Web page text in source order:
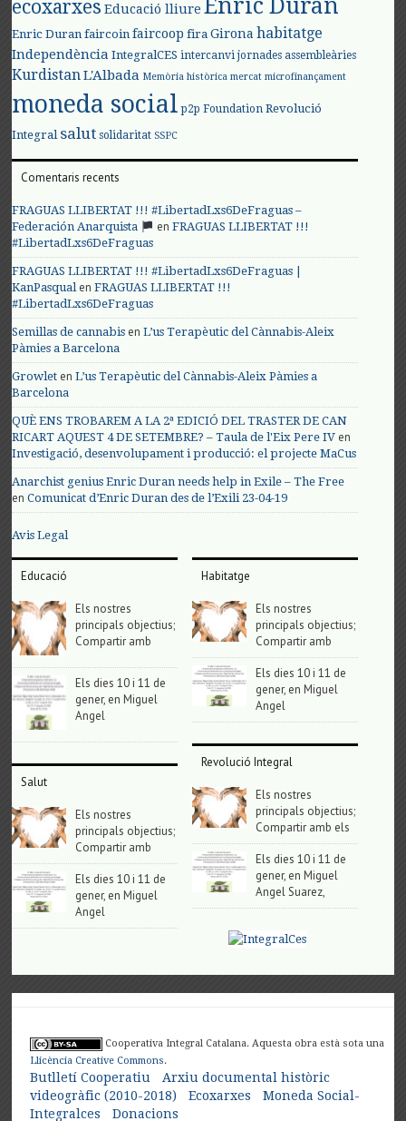
ecoxarxes Educació lliure Enric Duran
Enric Duran faircoin faircoop fira Girona habitatge
Independència IntegralCES intercanvi jornades assembleàries
KurdistanL'Albada Memòria històrica mercat microfinançament
moneda social p2p Foundation Revolució
Integral salut solidaritat SSPC
Comentaris recents
FRAGUAS LLIBERTAT !!! #LibertadLxs6DeFraguas –
Federación Anarquista
enFRAGUAS LLIBERTAT !!!
#LibertadLxs6DeFraguas
FRAGUAS LLIBERTAT !!! #LibertadLxs6DeFraguas |
KanPasqualenFRAGUAS LLIBERTAT !!!
#LibertadLxs6DeFraguas
Semillas de cannabis enL’us Terapèutic del Cànnabis-Aleix
Pàmies a Barcelona
Growlet enL’us Terapèutic del Cànnabis-Aleix Pàmies a
Barcelona
QUÈ ENS TROBAREM A LA 2ª EDICIÓ DEL TRASTER DE CAN
RICART AQUEST 4 DE SETEMBRE? – Taula de l'Eix Pere IV en
Investigació, desenvolupament i producció: el projecte MaCus
Anarchist genius Enric Duran needs help in Exile – The Free
enComunicat d’Enric Duran des de l’Exili 23-04-19
Avis Legal
Educació
Els nostres
principals objectius;
Compartir amb
Els dies 10 i 11 de
gener, en Miguel
Angel
Salut
Els nostres
principals objectius;
Compartir amb
Els dies 10 i 11 de
gener, en Miguel
Angel
Habitatge
Els nostres
principals objectius;
Compartir amb
Els dies 10 i 11 de
gener, en Miguel
Angel
Revolució Integral
Els nostres
principals objectius;
Compartir amb els
Els dies 10 i 11 de
gener, en Miguel
Angel Suarez,
Cooperativa Integral Catalana. Aquesta obra està sota una
Llicència Creative Commons.
Butlletí Cooperatiu
Arxiu documental històric
videogràfic (2010-2018)
Ecoxarxes
Moneda Social-
Integralces
Donacions